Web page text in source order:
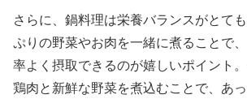
さらに、鍋料理は栄養バランスがとて
ぷりの野菜やお肉を一緒に煮ることで
率よく摂取できるのが嬉しいポイント。
鶏肉と新鮮な野菜を煮込むことで、あ